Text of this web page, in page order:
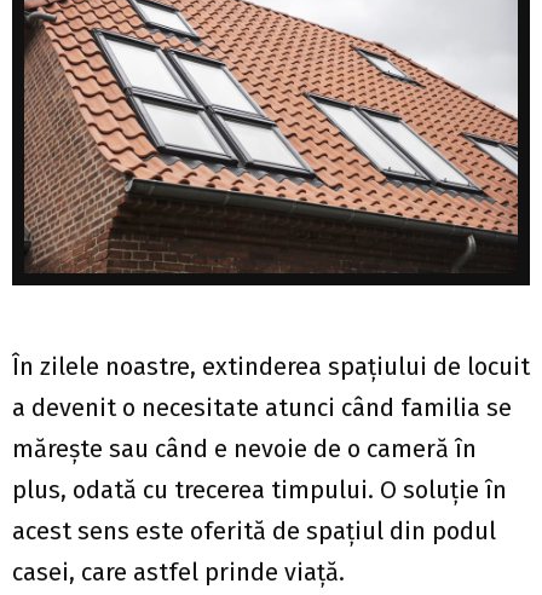
În zilele noastre, extinderea spațiului de locuit
a devenit o necesitate atunci când familia se
mărește sau când e nevoie de o cameră în
plus, odată cu trecerea timpului. O soluție în
acest sens este oferită de spațiul din podul
casei, care astfel prinde viață.